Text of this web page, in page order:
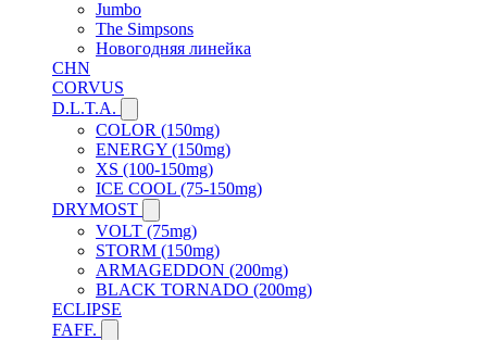
Jumbo
The Simpsons
Новогодняя линейка
CHN
CORVUS
D.L.T.A.
COLOR (150mg)
ENERGY (150mg)
XS (100-150mg)
ICE COOL (75-150mg)
DRYMOST
VOLT (75mg)
STORM (150mg)
ARMAGEDDON (200mg)
BLACK TORNADO (200mg)
ECLIPSE
FAFF.